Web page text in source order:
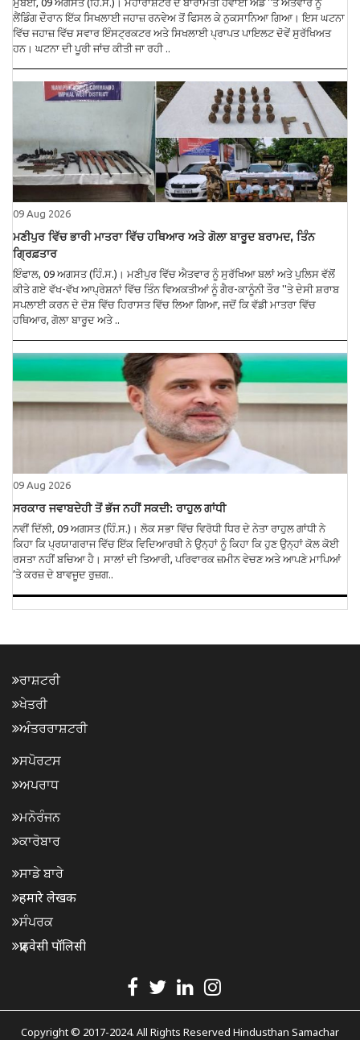
ਲੈਂਡਿੰਗ ਦੌਰਾਨ ਇੱਕ ਸਿਖਲਾਈ ਜਹਾਜ਼ ਰਨਵੇਅ ਤੋਂ ਫਿਸਲ ਕੇ ਨੁਕਸਾਨਿਆ ਗਿਆ। ਇਸ ਘਟਨਾ
ਵਿੱਚ ਜਹਾਜ਼ ਵਿੱਚ ਸਵਾਰ ਇੰਸਟ੍ਰਕਟਰ ਅਤੇ ਸਿਖਲਾਈ ਪ੍ਰਾਪਤ ਪਾਇਲਟ ਦੋਵੇਂ ਸੁਰੱਖਿਅਤ
ਹਨ। ਘਟਨਾ ਦੀ ਪੂਰੀ ਜਾਂਚ ਕੀਤੀ ਜਾ ਰਹੀ ..
09 Aug 2026
ਮਣੀਪੁਰ ਵਿੱਚ ਭਾਰੀ ਮਾਤਰਾ ਵਿੱਚ ਹਥਿਆਰ ਅਤੇ ਗੋਲਾ ਬਾਰੂਦ ਬਰਾਮਦ, ਤਿੰਨ
ਗ੍ਰਿਫ਼ਤਾਰ
ਇੰਫਾਲ, 09 ਅਗਸਤ (ਹਿੰ.ਸ.)। ਮਣੀਪੁਰ ਵਿੱਚ ਐਤਵਾਰ ਨੂੰ ਸੁਰੱਖਿਆ ਬਲਾਂ ਅਤੇ ਪੁਲਿਸ ਵੱਲੋਂ
ਕੀਤੇ ਗਏ ਵੱਖ-ਵੱਖ ਆਪ੍ਰੇਸ਼ਨਾਂ ਵਿੱਚ ਤਿੰਨ ਵਿਅਕਤੀਆਂ ਨੂੰ ਗੈਰ-ਕਾਨੂੰਨੀ ਤੌਰ ''ਤੇ ਦੇਸੀ ਸ਼ਰਾਬ
ਸਪਲਾਈ ਕਰਨ ਦੇ ਦੋਸ਼ ਵਿੱਚ ਹਿਰਾਸਤ ਵਿੱਚ ਲਿਆ ਗਿਆ, ਜਦੋਂ ਕਿ ਵੱਡੀ ਮਾਤਰਾ ਵਿੱਚ
ਹਥਿਆਰ, ਗੋਲਾ ਬਾਰੂਦ ਅਤੇ ..
09 Aug 2026
ਸਰਕਾਰ ਜਵਾਬਦੇਹੀ ਤੋਂ ਭੱਜ ਨਹੀਂ ਸਕਦੀ: ਰਾਹੁਲ ਗਾਂਧੀ
ਨਵੀਂ ਦਿੱਲੀ, 09 ਅਗਸਤ (ਹਿੰ.ਸ.)। ਲੋਕ ਸਭਾ ਵਿੱਚ ਵਿਰੋਧੀ ਧਿਰ ਦੇ ਨੇਤਾ ਰਾਹੁਲ ਗਾਂਧੀ ਨੇ
ਕਿਹਾ ਕਿ ਪ੍ਰਯਾਗਰਾਜ ਵਿੱਚ ਇੱਕ ਵਿਦਿਆਰਥੀ ਨੇ ਉਨ੍ਹਾਂ ਨੂੰ ਕਿਹਾ ਕਿ ਹੁਣ ਉਨ੍ਹਾਂ ਕੋਲ ਕੋਈ
ਰਸਤਾ ਨਹੀਂ ਬਚਿਆ ਹੈ। ਸਾਲਾਂ ਦੀ ਤਿਆਰੀ, ਪਰਿਵਾਰਕ ਜ਼ਮੀਨ ਵੇਚਣ ਅਤੇ ਆਪਣੇ ਮਾਪਿਆਂ
’ਤੇ ਕਰਜ਼ ਦੇ ਬਾਵਜੂਦ ਰੁਜ਼ਗ..
ਰਾਸ਼ਟਰੀ
ਖੇਤਰੀ
ਅੰਤਰਰਾਸ਼ਟਰੀ
ਸਪੋਰਟਸ
ਅਪਰਾਧ
ਮਨੋਰੰਜਨ
ਕਾਰੋਬਾਰ
ਸਾਡੇ ਬਾਰੇ
हमारे लेखक
ਸੰਪਰਕ
प्राइवेसी पॉलिसी
Copyright © 2017-2024. All Rights Reserved Hindusthan Samachar